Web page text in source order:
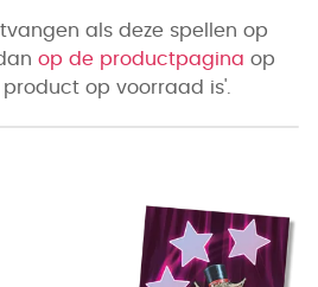
als deze spellen op
op de productpagina op
op voorraad is'.